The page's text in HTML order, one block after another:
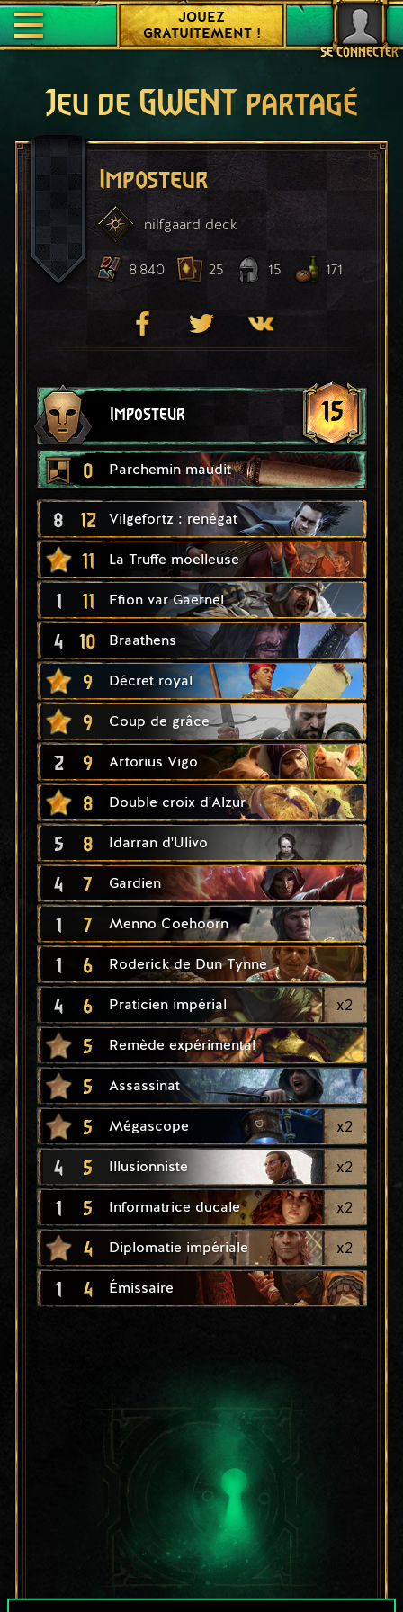
SE CONNECTER
JOUEZ
GRATUITEMENT !
Jeu de GWENT partagé
Imposteur
nilfgaard deck
8 840 25 15 171
Imposteur 15
0 Parchemin maudit
8 12 Vilgefortz : renégat
11 La Truffe moelleuse
1 11 Ffion var Gaernel
4 10 Braathens
9 Décret royal
9 Coup de grâce
2 9 Artorius Vigo
8 Double croix d'Alzur
5 8 Idarran d'Ulivo
4 7 Gardien
1 7 Menno Coehoorn
1 6 Roderick de Dun Tynne
4 6 Praticien impérial x2
5 Remède expérimental
5 Assassinat
5 Mégascope x2
4 5 Illusionniste x2
1 5 Informatrice ducale x2
4 Diplomatie impériale x2
1 4 Émissaire